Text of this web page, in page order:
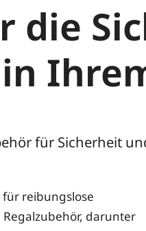
die
für Sicherheit
reibungslose
darunter